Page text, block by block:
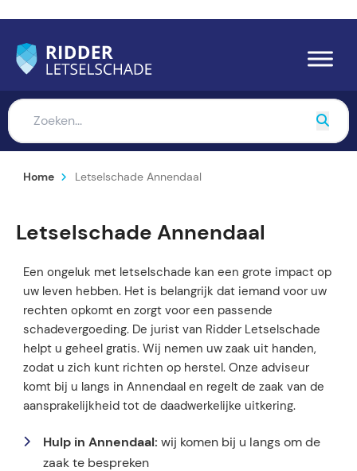
Home Letselschade Annendaal
Letselschade Annendaal
Een ongeluk met letselschade kan een grote impact op
uw leven hebben. Het is belangrijk dat iemand voor uw
rechten opkomt en zorgt voor een passende
schadevergoeding. De jurist van Ridder Letselschade
helpt u geheel gratis. Wij nemen uw zaak uit handen,
zodat u zich kunt richten op herstel. Onze adviseur
komt bij u langs in Annendaal en regelt de zaak van de
aansprakelijkheid tot de daadwerkelijke uitkering.
Hulp in Annendaal: wij komen bij u langs om de
zaak te bespreken